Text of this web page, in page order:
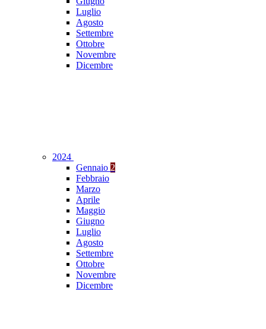
Luglio
Agosto
Settembre
Ottobre
Novembre
Dicembre
2024
Gennaio 2
Febbraio
Marzo
Aprile
Maggio
Giugno
Luglio
Agosto
Settembre
Ottobre
Novembre
Dicembre